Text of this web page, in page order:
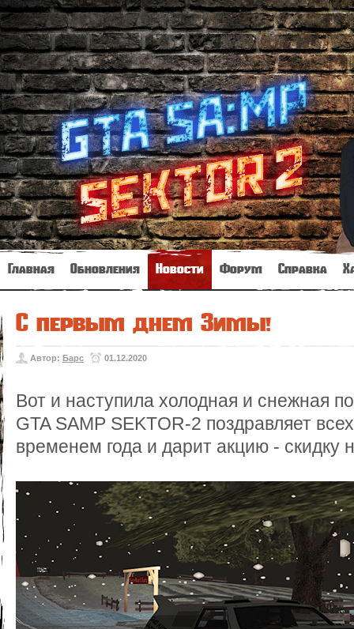
Главная Обновления Новости Форум Справка
С первым днем Зимы!
Автор: Барс 01.12.2020
Вот и наступила холодная и снежная
GTA SAMP SEKTOR-2 поздравляет
временем года и дарит акцию -